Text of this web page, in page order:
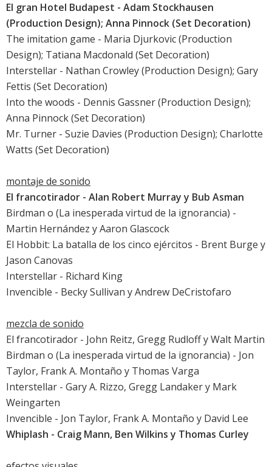
El gran Hotel Budapest - Adam Stockhausen
(Production Design); Anna Pinnock (Set Decoration)
The imitation game - Maria Djurkovic (Production
Design); Tatiana Macdonald (Set Decoration)
Interstellar - Nathan Crowley (Production Design); Gary
Fettis (Set Decoration)
Into the woods - Dennis Gassner (Production Design);
Anna Pinnock (Set Decoration)
Mr. Turner - Suzie Davies (Production Design); Charlotte
Watts (Set Decoration)
montaje de sonido
El francotirador - Alan Robert Murray y Bub Asman
Birdman o (La inesperada virtud de la ignorancia) -
Martin Hernández y Aaron Glascock
El Hobbit: La batalla de los cinco ejércitos - Brent Burge y
Jason Canovas
Interstellar - Richard King
Invencible - Becky Sullivan y Andrew DeCristofaro
mezcla de sonido
El francotirador - John Reitz, Gregg Rudloff y Walt Martin
Birdman o (La inesperada virtud de la ignorancia) - Jon
Taylor, Frank A. Montaño y Thomas Varga
Interstellar - Gary A. Rizzo, Gregg Landaker y Mark
Weingarten
Invencible - Jon Taylor, Frank A. Montaño y David Lee
Whiplash - Craig Mann, Ben Wilkins y Thomas Curley